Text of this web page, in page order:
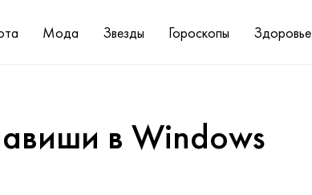
Мода Звезды Гороскопы Здоровье
в Windows